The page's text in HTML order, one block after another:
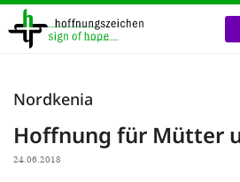
Direkt
zum
Inhalt
Nordkenia
Hoffnung für Mütter
24.06.2018